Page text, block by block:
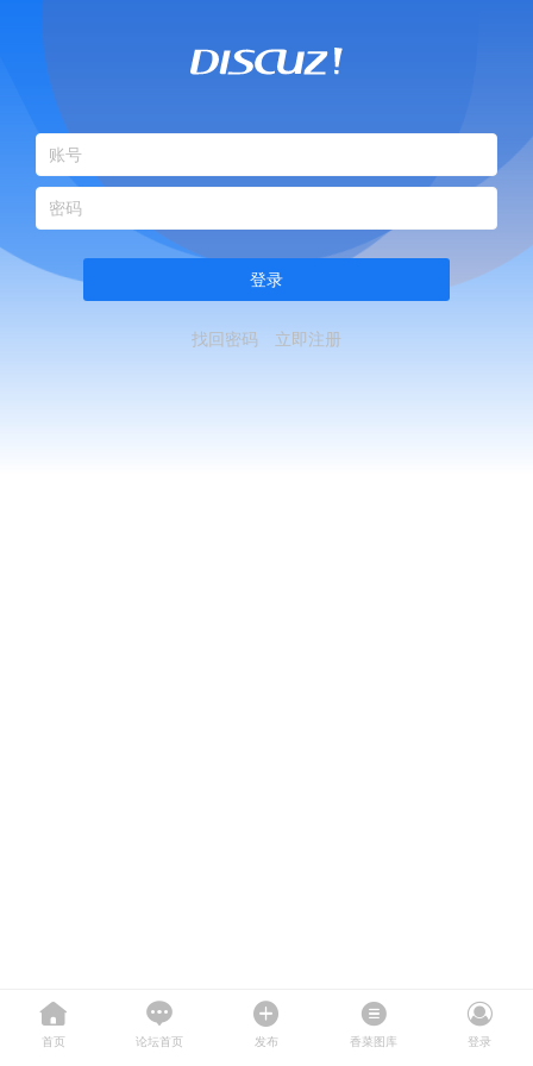
登录
找回密码 立即注册
首页 论坛首页 发布 香菜图库 登录